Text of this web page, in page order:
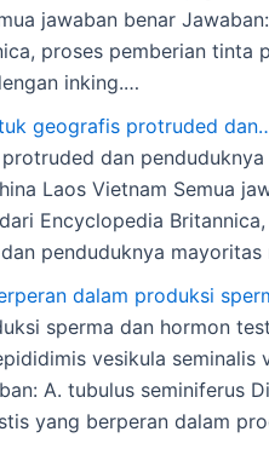
jawaban benar
proses pemberian tinta
inking.…
geografis protruded
dan
Laos Vietnam Semua
Encyclopedia
penduduknya
dalam produksi
sperma dan hormon
vesikula seminalis
A. tubulus seminiferus
yang berperan dalam